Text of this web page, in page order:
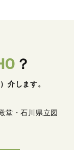
？
） 介します。
堂・石川県立図